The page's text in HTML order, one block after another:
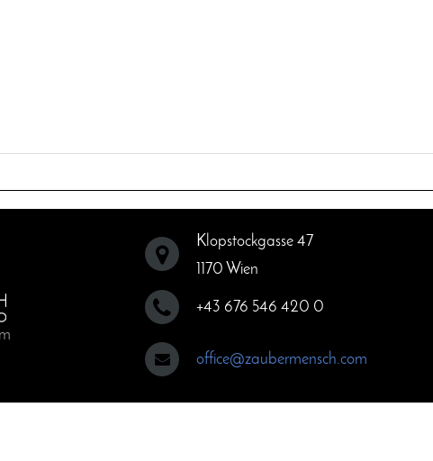
Klopstockgasse 47
1170 Wien
+43 676 546 420 0
office@zaubermensch.com